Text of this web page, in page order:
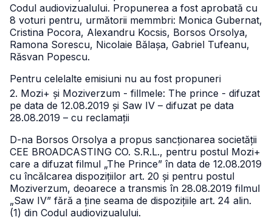
Codul audiovizualului. Propunerea a fost aprobată cu
8 voturi pentru, următorii memmbri: Monica Gubernat,
Cristina Pocora, Alexandru Kocsis, Borsos Orsolya,
Ramona Sorescu, Nicolaie Bălașa, Gabriel Tufeanu,
Răsvan Popescu.
Pentru celelalte emisiuni nu au fost propuneri
2. Mozi+ și Moziverzum - fillmele: The prince - difuzat
pe data de 12.08.2019 și Saw IV – difuzat pe data
28.08.2019 – cu reclamații
D-na Borsos Orsolya a propus sancționarea societății
CEE BROADCASTING CO. S.R.L., pentru postul Mozi+
care a difuzat filmul „The Prince” în data de 12.08.2019
cu încălcarea dispozițiilor art. 20 și pentru postul
Moziverzum, deoarece a transmis în 28.08.2019 filmul
„Saw IV” fără a ține seama de dispozițiile art. 24 alin.
(1) din Codul audiovizualului.